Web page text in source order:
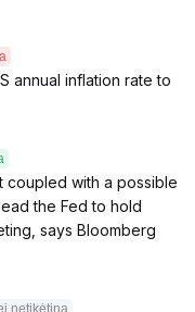
annual inflation rate to
coupled with a possible
the Fed to hold
says Bloomberg
netikėtina